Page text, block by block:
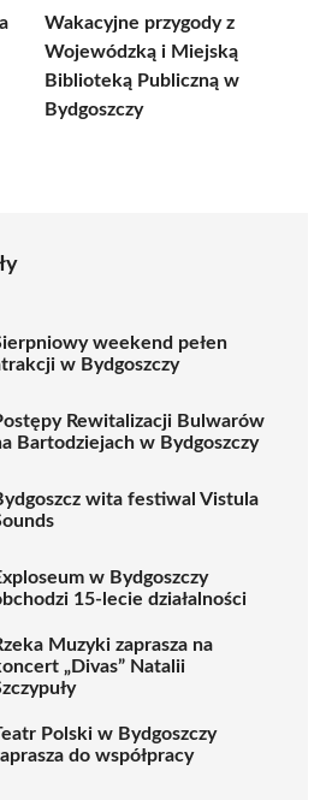
Wakacyjne przygody z
Wojewódzką i Miejską
Biblioteką Publiczną w
Bydgoszczy
weekend pełen
w Bydgoszczy
Rewitalizacji Bulwarów
Bartodziejach w Bydgoszczy
wita festiwal Vistula
w Bydgoszczy
15-lecie działalności
Muzyki zaprasza na
„Divas” Natalii
Polski w Bydgoszczy
do współpracy